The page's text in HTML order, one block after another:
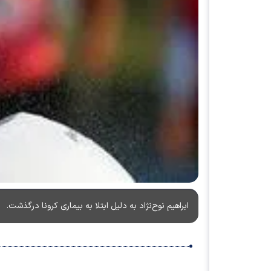
ابراهیم نوح‌نژاد به دلیل ابتلا به بیماری کرونا درگذشت.